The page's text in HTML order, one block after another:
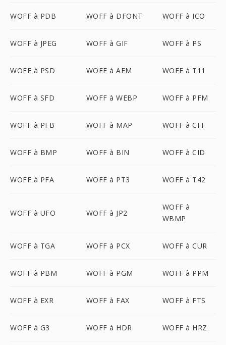
WOFF à PDB WOFF à DFONT WOFF à ICO
WOFF à JPEG WOFF à GIF WOFF à PS
WOFF à PSD WOFF à AFM WOFF à T11
WOFF à SFD WOFF à WEBP WOFF à PFM
WOFF à PFB WOFF à MAP WOFF à CFF
WOFF à BMP WOFF à BIN WOFF à CID
WOFF à PFA WOFF à PT3 WOFF à T42
WOFF à UFO WOFF à JP2
WOFF à
WBMP
WOFF à TGA WOFF à PCX WOFF à CUR
WOFF à PBM WOFF à PGM WOFF à PPM
WOFF à EXR WOFF à FAX WOFF à FTS
WOFF à G3 WOFF à HDR WOFF à HRZ